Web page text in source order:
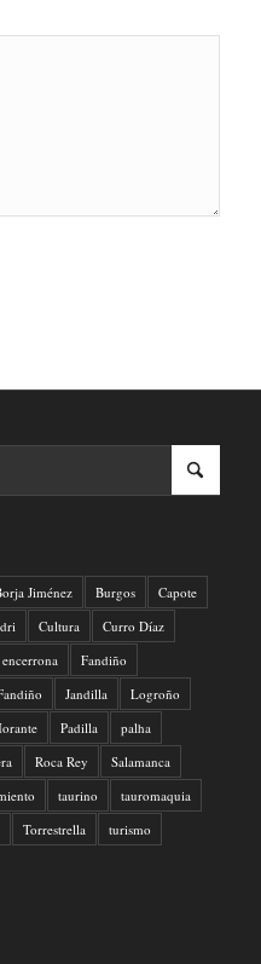
Jiménez Burgos
Capote
Cultura
Curro Díaz
encerrona
Fandiño
Jandilla
Logroño
Padilla
palha
Roca Rey
Salamanca
taurino
tauromaquia
Torrestrella
turismo